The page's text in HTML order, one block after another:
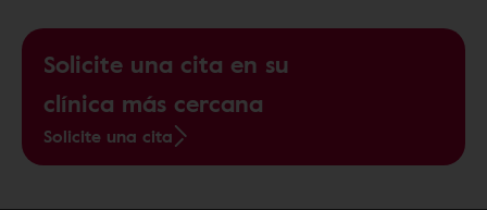
Solicite una cita en su
clínica más cercana
Solicite una cita